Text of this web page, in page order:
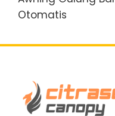
Otomatis